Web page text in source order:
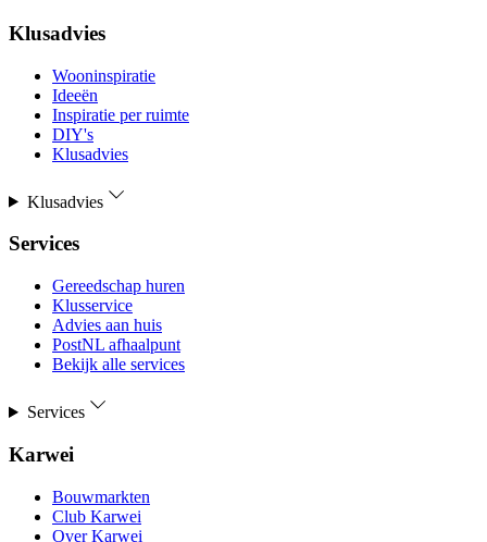
Klusadvies
Wooninspiratie
Ideeën
Inspiratie per ruimte
DIY's
Klusadvies
Klusadvies
Services
Gereedschap huren
Klusservice
Advies aan huis
PostNL afhaalpunt
Bekijk alle services
Services
Karwei
Bouwmarkten
Club Karwei
Over Karwei